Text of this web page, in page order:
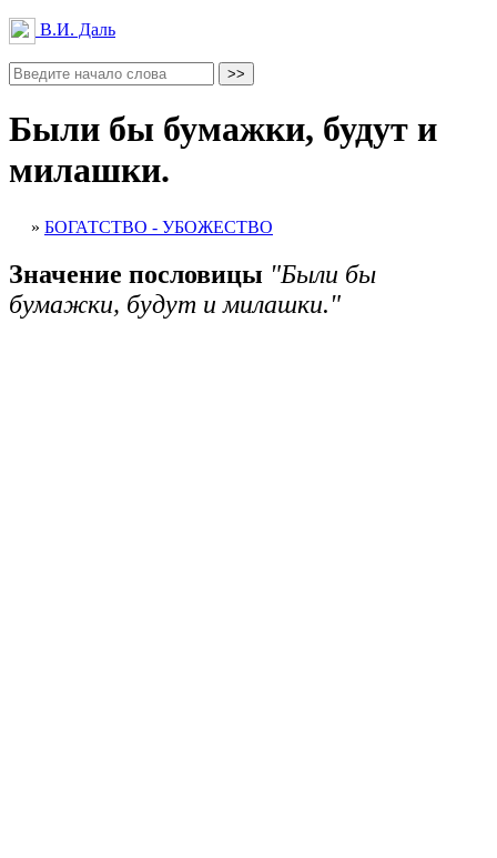
В.И. Даль
Были бы бумажки, будут и
милашки.
» БОГАТСТВО - УБОЖЕСТВО
Значение пословицы "Были бы
бумажки, будут и милашки."